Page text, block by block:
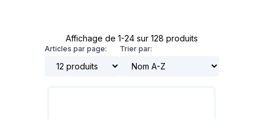
Affichage de 1-24 sur 128 produits
Articles par page: Trier par: